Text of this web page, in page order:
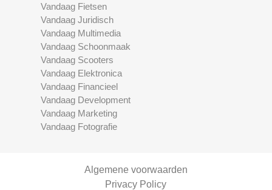
Vandaag Fietsen
Vandaag Juridisch
Vandaag Multimedia
Vandaag Schoonmaak
Vandaag Scooters
Vandaag Elektronica
Vandaag Financieel
Vandaag Development
Vandaag Marketing
Vandaag Fotografie
Algemene voorwaarden
Privacy Policy